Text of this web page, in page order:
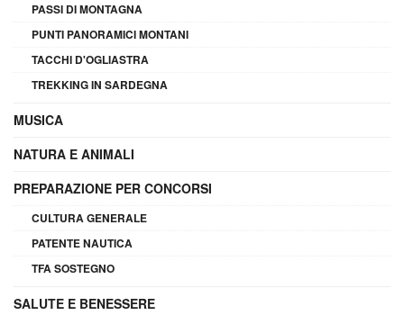
PASSI DI MONTAGNA
PUNTI PANORAMICI MONTANI
TACCHI D'OGLIASTRA
TREKKING IN SARDEGNA
MUSICA
NATURA E ANIMALI
PREPARAZIONE PER CONCORSI
CULTURA GENERALE
PATENTE NAUTICA
TFA SOSTEGNO
SALUTE E BENESSERE